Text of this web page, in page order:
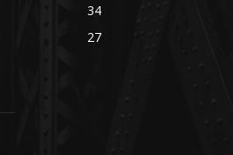
34
27